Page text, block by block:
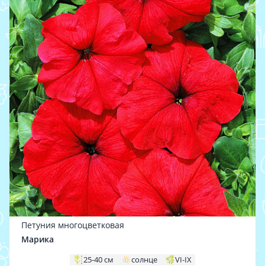
Петуния многоцветковая
Марика
25-40 см солнце VI-IX